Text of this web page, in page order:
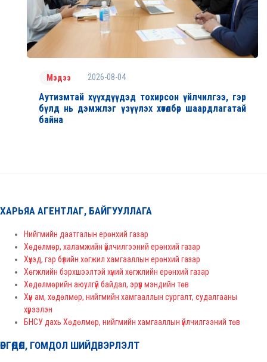
Мэдээ 2026-08-04
Аутизмтай хүүхдүүдэд тохирсон үйлчилгээ, гэр
бүлд нь дэмжлэг үзүүлэх хөтөлбөр шаардлагатай
байна
ХАРЬЯА АГЕНТЛАГ, БАЙГУУЛЛАГА
Нийгмийн даатгалын ерөнхий газар
Хөдөлмөр, халамжийн үйлчилгээний ерөнхий газар
Хүүхэд, гэр бүлийн хөгжил хамгааллын ерөнхий газар
Хөгжлийн бэрхшээлтэй хүний хөгжлийн ерөнхий газар
Хөдөлмөрийн аюулгүй байдал, эрүүл мэндийн төв
Хүн ам, хөдөлмөр, нийгмийн хамгааллын сургалт, судалгааны
хүрээлэн
БНСУ дахь Хөдөлмөр, нийгмийн хамгааллын үйлчилгээний төв
ӨРГӨДӨЛ, ГОМДОЛ ШИЙДВЭРЛЭЛТ